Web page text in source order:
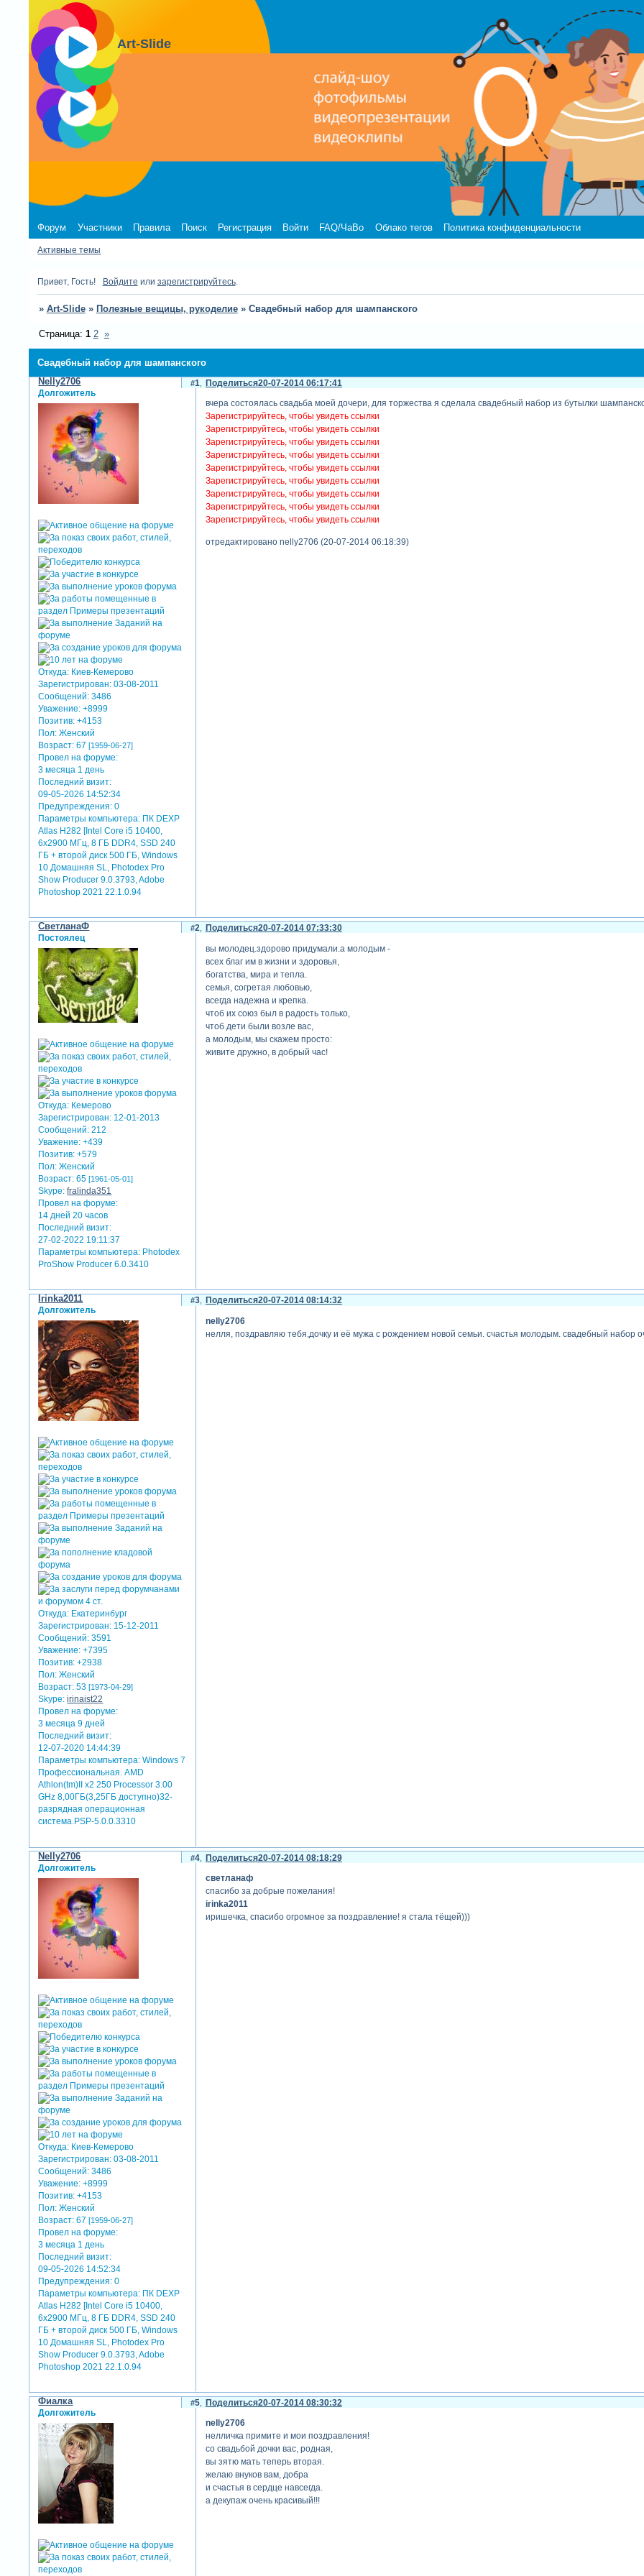
Art-Slide
Форум Участники Правила Поиск Регистрация Войти FAQ/ЧаВо Облако тегов Политика конфиденциальности
Активные темы
Привет, Гость! Войдите или зарегистрируйтесь.
» Art-Slide » Полезные вещицы, рукоделие » Свадебный набор для шампанского
Свадебный набор для шампанского
Страница: 1 2 »
Поделиться
1 20-07-2014 06:17:41
Nelly2706
Долгожитель
Откуда: Киев-Кемерово
Зарегистрирован: 03-08-2011
Сообщений: 3486
Уважение: +8999
Позитив: +4153
Пол: Женский
Возраст: 67[1959-06-27]
Провел на форуме:
3 месяца 1 день
Последний визит:
09-05-2026 14:52:34
Предупреждения: 0
Параметры компьютера: ПК DEXP
Atlas H282 [Intel Core i5 10400,
6x2900 МГц, 8 ГБ DDR4, SSD 240
ГБ + второй диск 500 ГБ, Windows
10 Домашняя SL, Photodex Pro
Show Producer 9.0.3793, Adobe
Photoshop 2021 22.1.0.94
вчера состоялась свадьба моей дочери, для торжества я сделала свадебный набор из бутылки
Зарегистрируйтесь, чтобы увидеть ссылки
Зарегистрируйтесь, чтобы увидеть ссылки
Зарегистрируйтесь, чтобы увидеть ссылки
Зарегистрируйтесь, чтобы увидеть ссылки
Зарегистрируйтесь, чтобы увидеть ссылки
Зарегистрируйтесь, чтобы увидеть ссылки
Зарегистрируйтесь, чтобы увидеть ссылки
Зарегистрируйтесь, чтобы увидеть ссылки
Зарегистрируйтесь, чтобы увидеть ссылки
отредактировано nelly2706 (20-07-2014 06:18:39)
Поделиться
2 20-07-2014 07:33:30
СветланаФ
Постоялец
Откуда: Кемерово
Зарегистрирован: 12-01-2013
Сообщений: 212
Уважение: +439
Позитив: +579
Пол: Женский
Возраст: 65[1961-05-01]
Skype: fralinda351
Провел на форуме:
14 дней 20 часов
Последний визит:
27-02-2022 19:11:37
Параметры компьютера: Photodex
ProShow Producer 6.0.3410
вы молодец.здорово придумали.а молодым -
всех благ им в жизни и здоровья,
богатства, мира и тепла.
семья, согретая любовью,
всегда надежна и крепка.
чтоб их союз был в радость только,
чтоб дети были возле вас,
а молодым, мы скажем просто:
живите дружно, в добрый час!
Поделиться
3 20-07-2014 08:14:32
Irinka2011
Долгожитель
Откуда: Екатеринбург
Зарегистрирован: 15-12-2011
Сообщений: 3591
Уважение: +7395
Позитив: +2938
Пол: Женский
Возраст: 53[1973-04-29]
Skype: irinaist22
Провел на форуме:
3 месяца 9 дней
Последний визит:
12-07-2020 14:44:39
Параметры компьютера: Windows 7
Профессиональная. AMD
Athlon(tm)II x2 250 Processor 3.00
GHz 8,00ГБ(3,25ГБ доступно)32-
разрядная операционная
система.PSP-5.0.0.3310
nelly2706
нелля, поздравляю тебя,дочку и её мужа с рождением новой семьи. счастья молодым. свадебный набор
Поделиться
4 20-07-2014 08:18:29
Nelly2706
Долгожитель
Откуда: Киев-Кемерово
Зарегистрирован: 03-08-2011
Сообщений: 3486
Уважение: +8999
Позитив: +4153
Пол: Женский
Возраст: 67[1959-06-27]
Провел на форуме:
3 месяца 1 день
Последний визит:
09-05-2026 14:52:34
Предупреждения: 0
Параметры компьютера: ПК DEXP
Atlas H282 [Intel Core i5 10400,
6x2900 МГц, 8 ГБ DDR4, SSD 240
ГБ + второй диск 500 ГБ, Windows
10 Домашняя SL, Photodex Pro
Show Producer 9.0.3793, Adobe
Photoshop 2021 22.1.0.94
светланаф
спасибо за добрые пожелания!
irinka2011
иришечка, спасибо огромное за поздравление! я стала тёщей)))
Поделиться
5 20-07-2014 08:30:32
Фиалка
Долгожитель
nelly2706
нелличка примите и мои поздравления!
со свадьбой дочки вас, родная,
вы зятю мать теперь вторая.
желаю внуков вам, добра
и счастья в сердце навсегда.
а декупаж очень красивый!!!